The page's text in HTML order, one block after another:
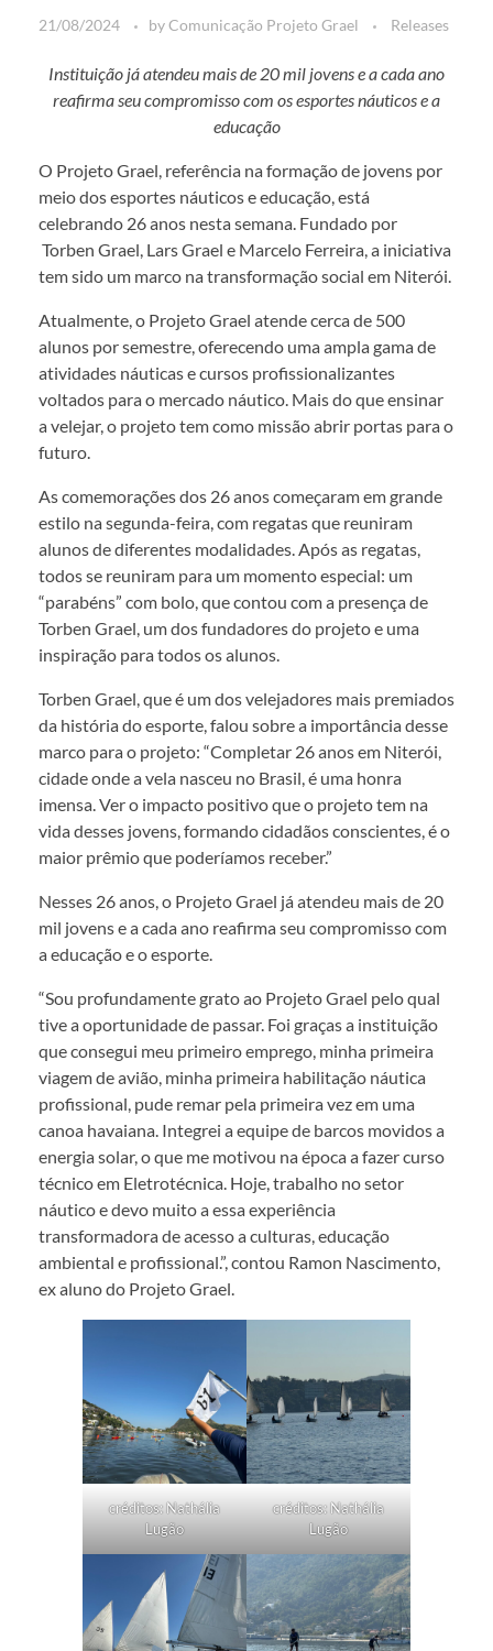
21/08/2024 byComunicação Projeto Grael Releases
Instituição já atendeu mais de 20 mil jovens e a cada ano
reafirma seu compromisso com os esportes náuticos e a
educação
O Projeto Grael, referência na formação de jovens por
meio dos esportes náuticos e educação, está
celebrando 26 anos nesta semana. Fundado por
Torben Grael, Lars Grael e Marcelo Ferreira, a iniciativa
tem sido um marco na transformação social em Niterói.
Atualmente, o Projeto Grael atende cerca de 500
alunos por semestre, oferecendo uma ampla gama de
atividades náuticas e cursos profissionalizantes
voltados para o mercado náutico. Mais do que ensinar
a velejar, o projeto tem como missão abrir portas para o
futuro.
As comemorações dos 26 anos começaram em grande
estilo na segunda-feira, com regatas que reuniram
alunos de diferentes modalidades. Após as regatas,
todos se reuniram para um momento especial: um
“parabéns” com bolo, que contou com a presença de
Torben Grael, um dos fundadores do projeto e uma
inspiração para todos os alunos.
Torben Grael, que é um dos velejadores mais premiados
da história do esporte, falou sobre a importância desse
marco para o projeto: “Completar 26 anos em Niterói,
cidade onde a vela nasceu no Brasil, é uma honra
imensa. Ver o impacto positivo que o projeto tem na
vida desses jovens, formando cidadãos conscientes, é o
maior prêmio que poderíamos receber.”
Nesses 26 anos, o Projeto Grael já atendeu mais de 20
mil jovens e a cada ano reafirma seu compromisso com
a educação e o esporte.
“Sou profundamente grato ao Projeto Grael pelo qual
tive a oportunidade de passar. Foi graças a instituição
que consegui meu primeiro emprego, minha primeira
viagem de avião, minha primeira habilitação náutica
profissional, pude remar pela primeira vez em uma
canoa havaiana. Integrei a equipe de barcos movidos a
energia solar, o que me motivou na época a fazer curso
técnico em Eletrotécnica. Hoje, trabalho no setor
náutico e devo muito a essa experiência
transformadora de acesso a culturas, educação
ambiental e profissional.”, contou Ramon Nascimento,
ex aluno do Projeto Grael.
créditos: Nathália
Lugão
créditos: Nathália
Lugão